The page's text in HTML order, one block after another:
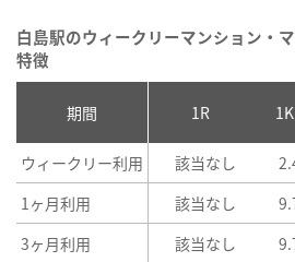
白島駅のウィークリーマンション・
特徴
期間 1R
ウィークリー利用 該当なし
1ヶ月利用
該当なし
3ヶ月利用
該当なし